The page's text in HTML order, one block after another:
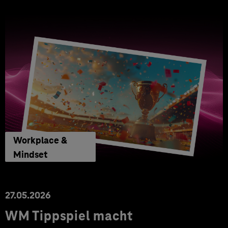
Workplace &
Mindset
27.05.2026
WM Tippspiel macht